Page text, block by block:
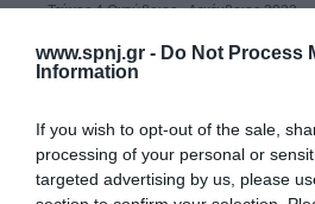
www.spnj.gr - Do Not Process
Information
If you wish to opt-out of the sale,
processing of your personal or
targeted advertising by us, please
Τεύχος 4 Οκτώβριος - Δεκέμβριος 2022
Τεύχος 3 Ιούλιος - Σεπτέμβριος 2022
Τεύχος 1 Ιανουάριος-Μάρτιος 2022
Τόμος 10 (2021)